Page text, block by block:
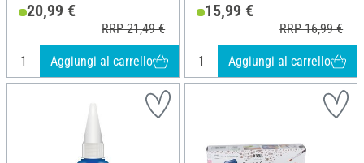
20,99 €
RRP 21,49 €
Aggiungi al carrello
15,99 €
RRP 16,99 €
Aggiungi al carrello